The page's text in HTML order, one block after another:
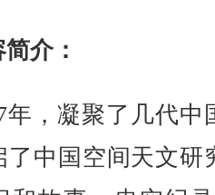
介：
，凝聚了几代中
了中国空间天文